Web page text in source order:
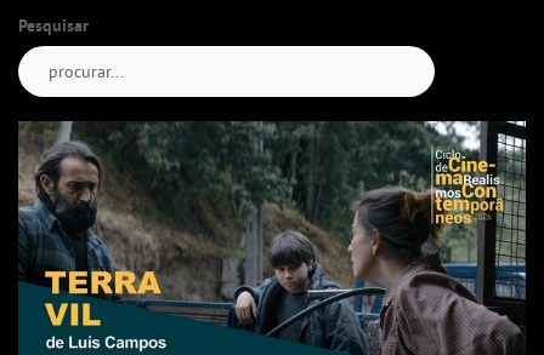
Pesquisar